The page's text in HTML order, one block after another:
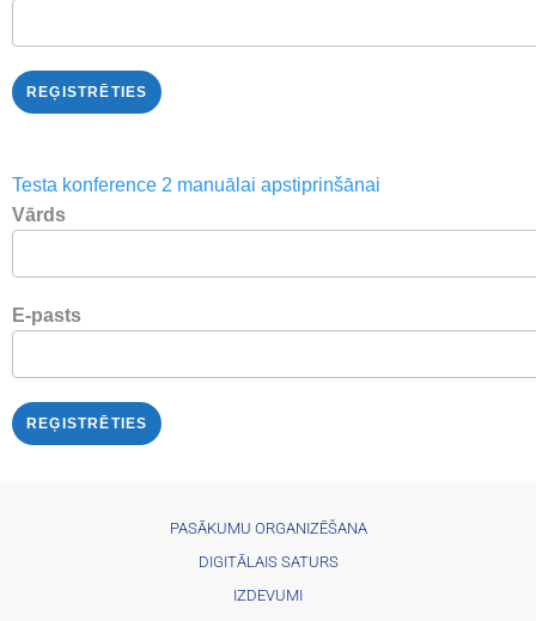
REĢISTRĒTIES
Testa konference 2 manuālai apstiprinšānai
Vārds
E-pasts
REĢISTRĒTIES
PASĀKUMU ORGANIZĒŠANA
DIGITĀLAIS SATURS
IZDEVUMI